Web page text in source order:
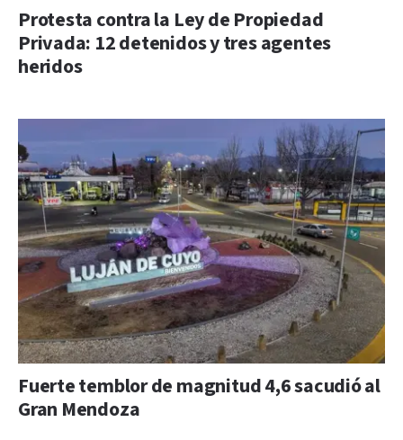
Protesta contra la Ley de Propiedad
Privada: 12 detenidos y tres agentes
heridos
Fuerte temblor de magnitud 4,6 sacudió al
Gran Mendoza